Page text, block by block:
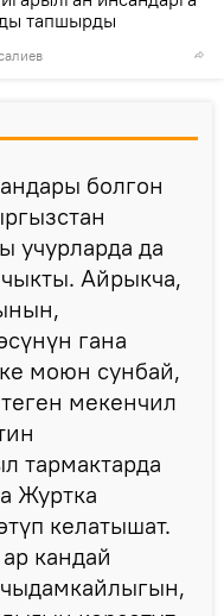
тапшырды
болгон
учурларда да
Айрыкча,
гана
моюн сунбай,
мекенчил
тармактарда
Журтка
келатышат.
кандай
чыдамкайлыгын,